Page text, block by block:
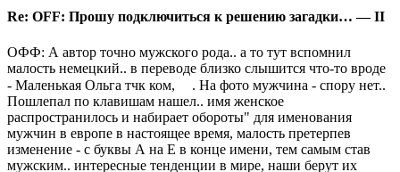
Re: OFF: Прошу подключиться к решению загадки… — II
ОФФ: А автор точно мужского рода.. а то тут вспомнил
малость немецкий.. в переводе близко слышится что-то вроде
- Маленькая Ольга тчк ком,
. На фото мужчина - спору нет..
Пошлепал по клавишам нашел.. имя женское
распространилось и набирает обороты" для именования
мужчин в европе в настоящее время, малость претерпев
изменение - с буквы А на Е в конце имени, тем самым став
мужским.. интересные тенденции в мире, наши берут их